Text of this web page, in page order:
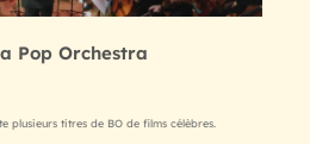
Pop Orchestra
plusieurs titres de BO de films célèbres.